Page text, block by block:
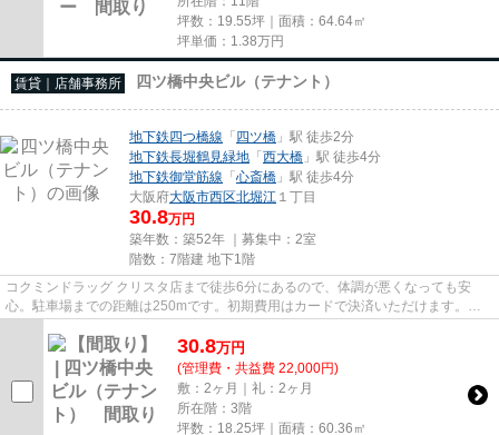
坪数：19.55坪｜面積：64.64㎡
坪単価： 1.38万円
賃貸｜店舗事務所 四ツ橋中央ビル（テナント）
地下鉄四つ橋線 「四ツ橋 」駅 徒歩2分
地下鉄長堀鶴見緑地 「西大橋 」駅 徒歩4分
地下鉄御堂筋線 「心斎橋 」駅 徒歩4分
大阪府大阪市西区北堀江 １丁目
30.8万円
築年数：築52年 ｜募集中： 2室
階数：7階建 地下1階
コクミンドラッグ クリスタ店まで徒歩6分にあるので、体調が悪くなっても安
心。駐車場までの距離は250mです。初期費用はカードで決済いただけます。周
辺には、徒歩2分で利用できる駅が...
30.8万円
(管理費・共益費 22,000円)
敷：2ヶ月｜礼：2ヶ月
所在階：3階
坪数：18.25坪｜面積：60.36㎡